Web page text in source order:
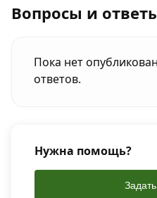
Вопросы и
Пока нет
ответов.
Нужна помощь?